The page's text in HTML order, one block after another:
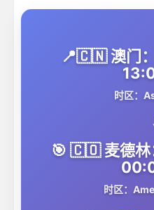
📍🇨🇳 澳门
时区：
🎯 🇨🇴 麦德
时区：